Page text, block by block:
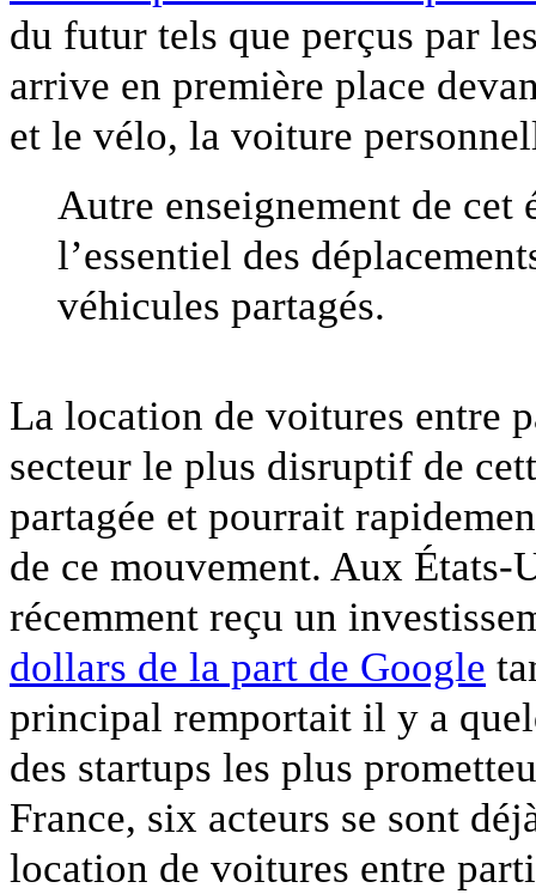
du futur tels que perçus par
arrive en première place
et le vélo, la voiture
Autre enseignement de cet
l’essentiel des
véhicules partagés.
La location de voitures entre
secteur le plus disruptif de
partagée et pourrait
de ce mouvement. Aux
récemment reçu un
dollars de la part de Google
principal remportait il y a
des startups les plus
France, six acteurs se sont
location de voitures entre